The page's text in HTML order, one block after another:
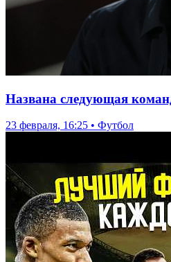
Названа следующая
23 февраля, 16:25 • Футбол